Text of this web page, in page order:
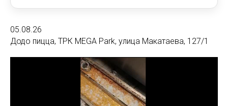
05.08.26
Додо пицца, ТРК MEGA Park, улица Макатаева, 127/1